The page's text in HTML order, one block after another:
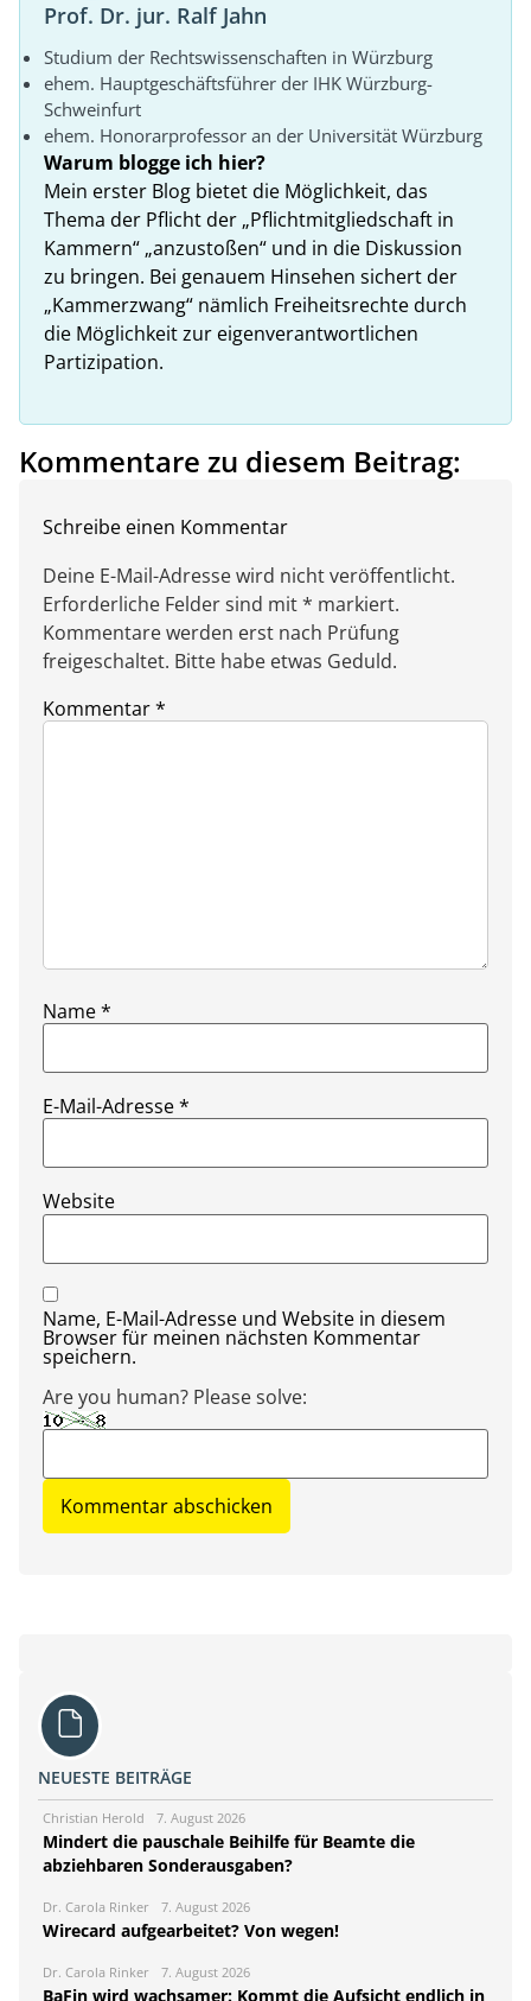
Prof. Dr. jur. Ralf Jahn
Studium der Rechtswissenschaften in Würzburg
ehem. Hauptgeschäftsführer der IHK Würzburg-
Schweinfurt
ehem. Honorarprofessor an der Universität Würzburg
Warum blogge ich hier?
Mein erster Blog bietet die Möglichkeit, das
Thema der Pflicht der „Pflichtmitgliedschaft in
Kammern“ „anzustoßen“ und in die Diskussion
zu bringen. Bei genauem Hinsehen sichert der
„Kammerzwang“ nämlich Freiheitsrechte durch
die Möglichkeit zur eigenverantwortlichen
Partizipation.
Kommentare zu diesem Beitrag:
Schreibe einen Kommentar
Deine E-Mail-Adresse wird nicht veröffentlicht.
Erforderliche Felder sind mit * markiert.
Kommentare werden erst nach Prüfung
freigeschaltet. Bitte habe etwas Geduld.
Kommentar*
Name*
E-Mail-Adresse*
Website
Name, E-Mail-Adresse und Website in diesem
Browser für meinen nächsten Kommentar
speichern.
Are you human? Please solve:
NEUESTE BEITRÄGE
Christian Herold 7. August 2026
Mindert die pauschale Beihilfe für Beamte die
abziehbaren Sonderausgaben?
Dr. Carola Rinker 7. August 2026
Wirecard aufgearbeitet? Von wegen!
Dr. Carola Rinker 7. August 2026
BaFin wird wachsamer: Kommt die Aufsicht endlich in